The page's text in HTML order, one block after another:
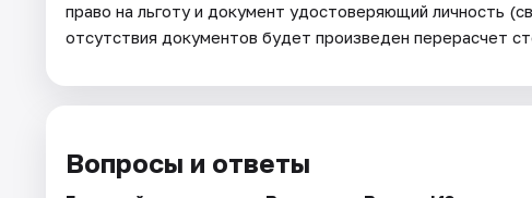
право на льготу и документ удостоверяющий личность
отсутствия документов будет произведен перерасчет
Вопросы и ответы